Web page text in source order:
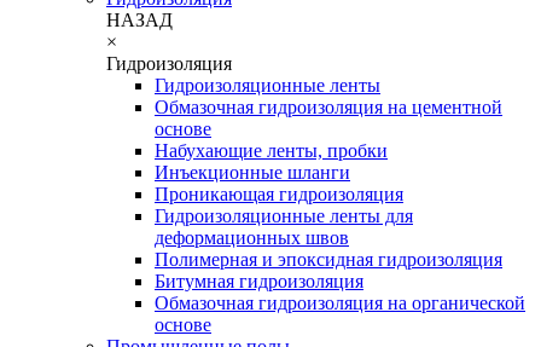
НАЗАД
×
Гидроизоляция
Гидроизоляционные ленты
Обмазочная гидроизоляция на цементной
основе
Набухающие ленты, пробки
Инъекционные шланги
Проникающая гидроизоляция
Гидроизоляционные ленты для
деформационных швов
Полимерная и эпоксидная гидроизоляция
Битумная гидроизоляция
Обмазочная гидроизоляция на органической
основе